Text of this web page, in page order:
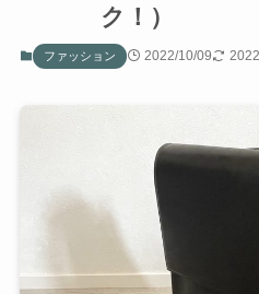
ク！）
ファッション 2022/10/09